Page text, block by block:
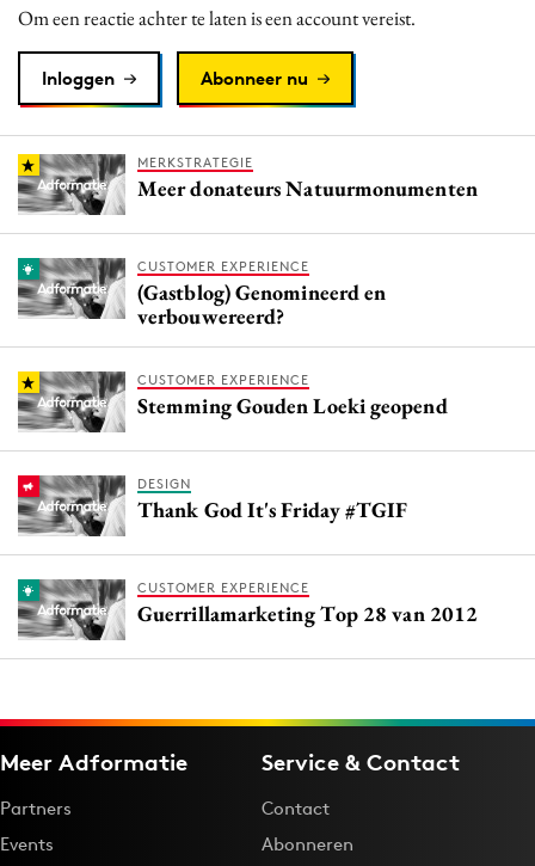
Purpose Marketing
Reputatie & crisis
Om een reactie achter te laten is een account vereist.
Inloggen Abonneer nu
MERKSTRATEGIE
Meer donateurs Natuurmonumenten
CUSTOMER EXPERIENCE
(Gastblog) Genomineerd en
verbouwereerd?
CUSTOMER EXPERIENCE
Stemming Gouden Loeki geopend
DESIGN
Thank God It's Friday #TGIF
CUSTOMER EXPERIENCE
Guerrillamarketing Top 28 van 2012
Meer Adformatie
Partners
Events
Service & Contact
Contact
Abonneren